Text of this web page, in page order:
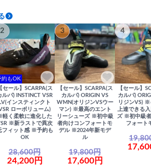
2
約もOK
【セール】SCARPA(ス
ルパ) INSTINCT VSR
LV(インスティンクト
ローボリューム)
く柔軟に進化した
※新ラストで異次
フィット感 ※予約も
OK
28,600円
24,200円
3
【セール】SCARPA(ス
カルパ) ORIGIN VS
WMN(オリジンVSウー
マン) ※最高のエント
リーシューズ ※初中級
者向けコンフォートモ
デル ※2024年新モデ
ル
19,800円
17,600円
4
【セール】
カルパ)
リジンVS) ※
上達できる
ズ ※初中級
フォート